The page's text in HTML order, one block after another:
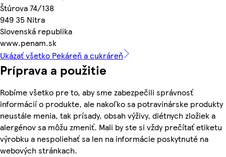
Štúrova 74/138
949 35 Nitra
Slovenská republika
www.penam.sk
Ukázať všetko Pekáreň a cukráreň
Príprava a použitie
Robíme všetko pre to, aby sme zabezpečili správnosť
informácií o produkte, ale nakoľko sa potravinárske produkty
neustále menia, tak prísady, obsah výživy, diétnych zložiek a
alergénov sa môžu zmeniť. Mali by ste si vždy prečítať etiketu
výrobku a nespoliehať sa len na informácie poskytnuté na
webových stránkach.